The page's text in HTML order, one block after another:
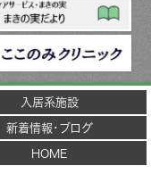
入居系施設
新着情報･ブログ
HOME